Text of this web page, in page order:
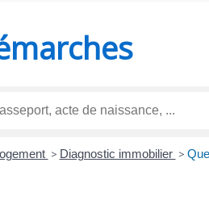
> Diagnostic immobilier >